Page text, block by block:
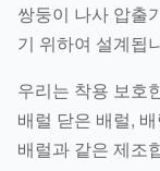
쌍둥이 나사 압출
기 위하여 설계됩
우리는 착용 보호
배럴 닫은 배럴,
배럴과 같은 제조